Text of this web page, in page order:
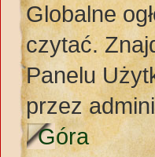
Globalne
czytać.
Panelu
przez
Góra